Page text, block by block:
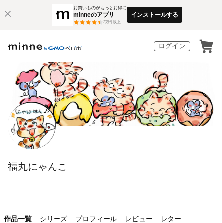
お買いものがもっとお得に
minneのアプリ
3万件以上
インストールする
ログイン
福丸にゃんこ
作品一覧 シリーズ プロフィール レビュー レター